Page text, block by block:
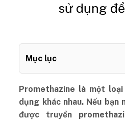
sử dụng
Mục lục
Promethazine là một
dụng khác nhau. Nếu bạn
được truyền